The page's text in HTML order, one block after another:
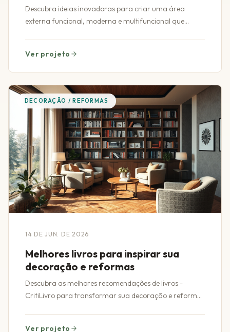
Descubra ideias inovadoras para criar uma área
externa funcional, moderna e multifuncional que
Ver projeto
DECORAÇÃO / REFORMAS
14 DE JUN. DE 2026
Melhores livros para inspirar sua
decoração e reformas
Descubra as melhores recomendações de livros -
CritiLivro para transformar sua decoração e reformas
Ver projeto